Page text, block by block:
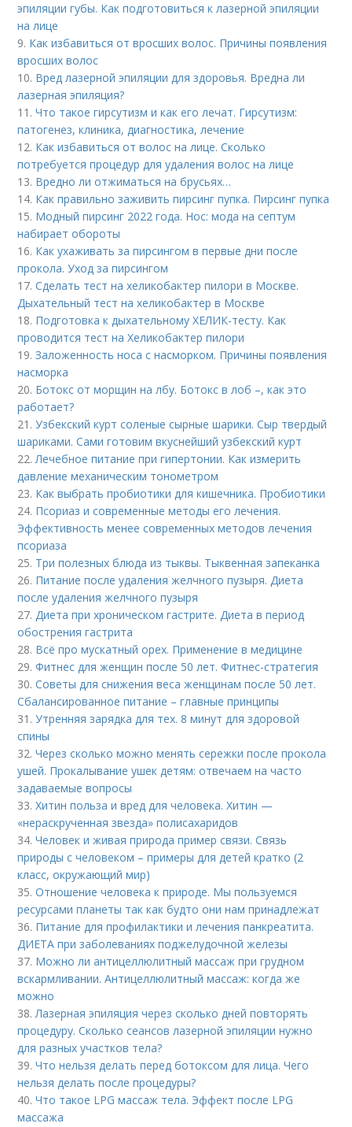
эпиляции губы. Как подготовиться к лазерной эпиляции
на лице
9. Как избавиться от вросших волос. Причины появления
вросших волос
10. Вред лазерной эпиляции для здоровья. Вредна ли
лазерная эпиляция?
11.Что такое гирсутизм и как его лечат. Гирсутизм:
патогенез, клиника, диагностика, лечение
12. Как избавиться от волос на лице. Сколько
потребуется процедур для удаления волос на лице
13. Вредно ли отжиматься на брусьях…
14. Как правильно заживить пирсинг пупка. Пирсинг пупка
15. Модный пирсинг 2022 года. Нос: мода на септум
набирает обороты
16. Как ухаживать за пирсингом в первые дни после
прокола. Уход за пирсингом
17.Сделать тест на хеликобактер пилори в Москве.
Дыхательный тест на хеликобактер в Москве
18. Подготовка к дыхательному ХЕЛИК-тесту. Как
проводится тест на Хеликобактер пилори
19.Заложенность носа с насморком. Причины появления
насморка
20. Ботокс от морщин на лбу. Ботокс в лоб –, как это
работает?
21.Узбекский курт соленые сырные шарики. Сыр твердый
шариками. Сами готовим вкуснейший узбекский курт
22.Лечебное питание при гипертонии. Как измерить
давление механическим тонометром
23. Как выбрать пробиотики для кишечника. Пробиотики
24. Псориаз и современные методы его лечения.
Эффективность менее современных методов лечения
псориаза
25. Три полезных блюда из тыквы. Тыквенная запеканка
26. Питание после удаления желчного пузыря. Диета
после удаления желчного пузыря
27.Диета при хроническом гастрите. Диета в период
обострения гастрита
28. Всё про мускатный орех. Применение в медицине
29.Фитнес для женщин после 50 лет. Фитнес-стратегия
30.Советы для снижения веса женщинам после 50 лет.
Сбалансированное питание – главные принципы
31.Утренняя зарядка для тех. 8 минут для здоровой
спины
32.Через сколько можно менять сережки после прокола
ушей. Прокалывание ушек детям: отвечаем на часто
задаваемые вопросы
33.Хитин польза и вред для человека. Хитин —
«нераскрученная звезда» полисахаридов
34.Человек и живая природа пример связи. Связь
природы с человеком – примеры для детей кратко (2
класс, окружающий мир)
35.Отношение человека к природе. Мы пользуемся
ресурсами планеты так как будто они нам принадлежат
36. Питание для профилактики и лечения панкреатита.
ДИЕТА при заболеваниях поджелудочной железы
37. Можно ли антицеллюлитный массаж при грудном
вскармливании. Антицеллюлитный массаж: когда же
можно
38.Лазерная эпиляция через сколько дней повторять
процедуру. Сколько сеансов лазерной эпиляции нужно
для разных участков тела?
39.Что нельзя делать перед ботоксом для лица. Чего
нельзя делать после процедуры?
40.Что такое LPG массаж тела. Эффект после LPG
массажа